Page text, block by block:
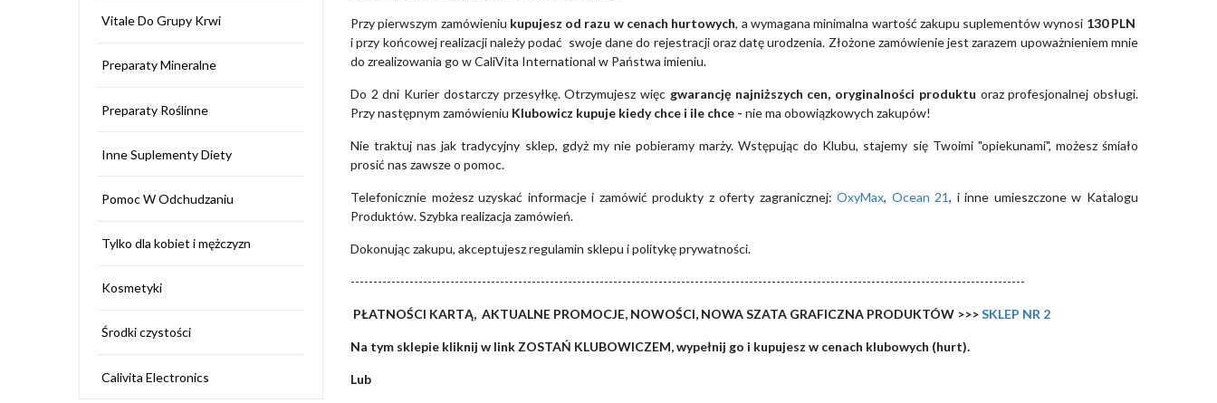
Vitale Do Grupy Krwi
Preparaty Mineralne
Preparaty Roślinne
Inne Suplementy Diety
Pomoc W Odchudzaniu
Tylko dla kobiet i mężczyzn
Kosmetyki
Środki czystości
Calivita Electronics
Przy pierwszym zamówieniu kupujesz od razu w cenach hurtowych, a wymagana minimalna wartość zakupu suplementów wynosi 130 PLN
i przy końcowej realizacji należy podać swoje dane do rejestracji oraz datę urodzenia. Złożone zamówienie jest zarazem upoważnieniem mnie
do zrealizowania go w CaliVita International w Państwa imieniu.
Do 2 dni Kurier dostarczy przesyłkę. Otrzymujesz więc gwarancję najniższych cen, oryginalności produktu oraz profesjonalnej obsługi.
Przy następnym zamówieniu Klubowicz kupuje kiedy chce i ile chce - nie ma obowiązkowych zakupów!
Nie traktuj nas jak tradycyjny sklep, gdyż my nie pobieramy marży. Wstępując do Klubu, stajemy się Twoimi "opiekunami", możesz śmiało
prosić nas zawsze o pomoc.
Telefonicznie możesz uzyskać informacje i zamówić produkty z oferty zagranicznej: OxyMax, Ocean 21, i inne umieszczone w Katalogu
Produktów. Szybka realizacja zamówień.
Dokonując zakupu, akceptujesz regulamin sklepu i politykę prywatności.
-----------------------------------------------------------------------------------------------------------------------------------------------------
PŁATNOŚCI KARTĄ, AKTUALNE PROMOCJE, NOWOŚCI, NOWA SZATA GRAFICZNA PRODUKTÓW >>>SKLEP NR 2
Na tym sklepie kliknij w link ZOSTAŃ KLUBOWICZEM, wypełnij go i kupujesz w cenach klubowych (hurt).
Lub